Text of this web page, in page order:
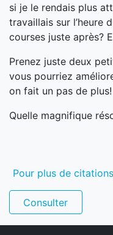
si je le rendais plus
travaillais sur l’heure
courses juste après?
Prenez juste deux
vous pourriez
on fait un pas de plus!
Quelle magnifique
Pour plus de
Consulter